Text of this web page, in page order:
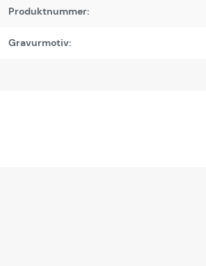
Produktnummer:
Gravurmotiv: